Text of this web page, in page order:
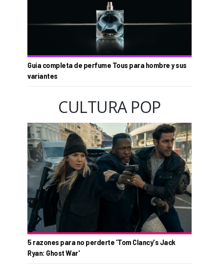
Guía completa de perfume Tous para hombre y sus
variantes
CULTURA POP
5 razones para no perderte 'Tom Clancy's Jack
Ryan: Ghost War'